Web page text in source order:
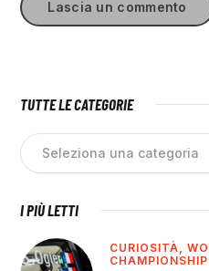
TUTTE LE CATEGORIE
I PIÙ LETTI
CURIOSITÀ,
CHAMPIONSHIP